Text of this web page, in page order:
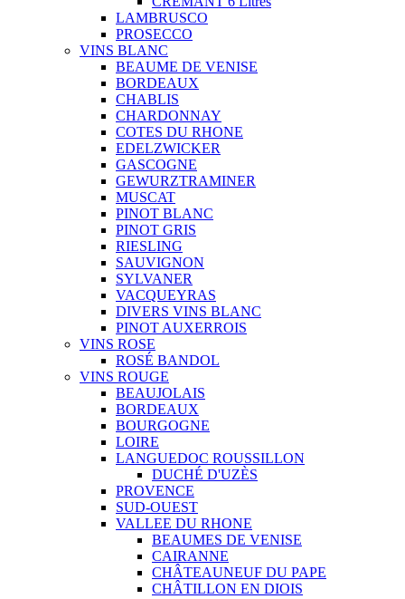
LAMBRUSCO
PROSECCO
VINS BLANC
BEAUME DE VENISE
BORDEAUX
CHABLIS
CHARDONNAY
COTES DU RHONE
EDELZWICKER
GASCOGNE
GEWURZTRAMINER
MUSCAT
PINOT BLANC
PINOT GRIS
RIESLING
SAUVIGNON
SYLVANER
VACQUEYRAS
DIVERS VINS BLANC
PINOT AUXERROIS
VINS ROSE
ROSÉ BANDOL
VINS ROUGE
BEAUJOLAIS
BORDEAUX
BOURGOGNE
LOIRE
LANGUEDOC ROUSSILLON
DUCHÉ D'UZÈS
PROVENCE
SUD-OUEST
VALLEE DU RHONE
BEAUMES DE VENISE
CAIRANNE
CHÂTEAUNEUF DU PAPE
CHÂTILLON EN DIOIS